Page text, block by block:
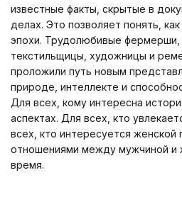
известные факты, скрытые в
делах. Это позволяет понять,
эпохи. Трудолюбивые фермерши,
текстильщицы, художницы и
проложили путь новым
природе, интеллекте и
Для всех, кому интересна
аспектах. Для всех, кто
всех, кто интересуется женской
отношениями между мужчиной и
время.